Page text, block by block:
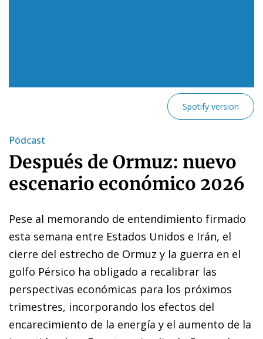
Spotify version
Pódcast
Después de Ormuz: nuevo
escenario económico 2026
Pese al memorando de entendimiento firmado
esta semana entre Estados Unidos e Irán, el
cierre del estrecho de Ormuz y la guerra en el
golfo Pérsico ha obligado a recalibrar las
perspectivas económicas para los próximos
trimestres, incorporando los efectos del
encarecimiento de la energía y el aumento de la